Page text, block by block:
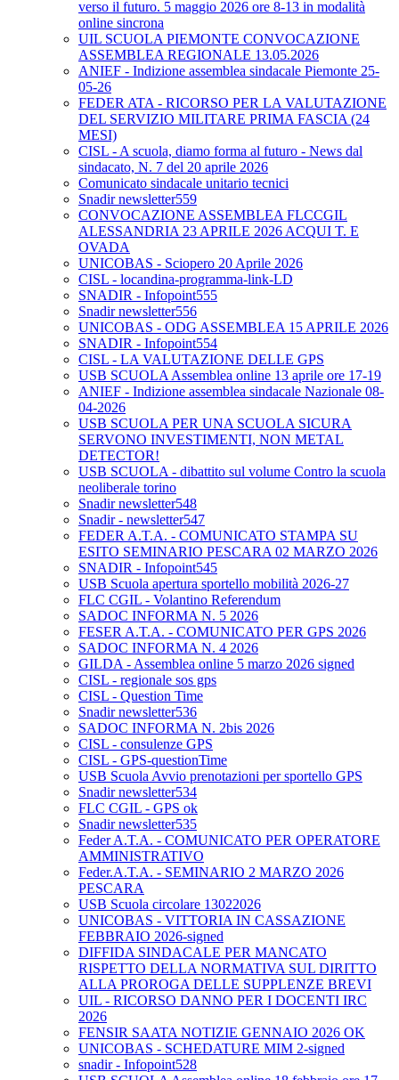
verso il futuro. 5 maggio 2026 ore 8-13 in modalità
online sincrona
UIL SCUOLA PIEMONTE CONVOCAZIONE
ASSEMBLEA REGIONALE 13.05.2026
ANIEF - Indizione assemblea sindacale Piemonte 25-
05-26
FEDER ATA - RICORSO PER LA VALUTAZIONE
DEL SERVIZIO MILITARE PRIMA FASCIA (24
MESI)
CISL - A scuola, diamo forma al futuro - News dal
sindacato, N. 7 del 20 aprile 2026
Comunicato sindacale unitario tecnici
Snadir newsletter559
CONVOCAZIONE ASSEMBLEA FLCCGIL
ALESSANDRIA 23 APRILE 2026 ACQUI T. E
OVADA
UNICOBAS - Sciopero 20 Aprile 2026
CISL - locandina-programma-link-LD
SNADIR - Infopoint555
Snadir newsletter556
UNICOBAS - ODG ASSEMBLEA 15 APRILE 2026
SNADIR - Infopoint554
CISL - LA VALUTAZIONE DELLE GPS
USB SCUOLA Assemblea online 13 aprile ore 17-19
ANIEF - Indizione assemblea sindacale Nazionale 08-
04-2026
USB SCUOLA PER UNA SCUOLA SICURA
SERVONO INVESTIMENTI, NON METAL
DETECTOR!
USB SCUOLA - dibattito sul volume Contro la scuola
neoliberale torino
Snadir newsletter548
Snadir - newsletter547
FEDER A.T.A. - COMUNICATO STAMPA SU
ESITO SEMINARIO PESCARA 02 MARZO 2026
SNADIR - Infopoint545
USB Scuola apertura sportello mobilità 2026-27
FLC CGIL - Volantino Referendum
SADOC INFORMA N. 5 2026
FESER A.T.A. - COMUNICATO PER GPS 2026
SADOC INFORMA N. 4 2026
GILDA - Assemblea online 5 marzo 2026 signed
CISL - regionale sos gps
CISL - Question Time
Snadir newsletter536
SADOC INFORMA N. 2bis 2026
CISL - consulenze GPS
CISL - GPS-questionTime
USB Scuola Avvio prenotazioni per sportello GPS
Snadir newsletter534
FLC CGIL - GPS ok
Snadir newsletter535
Feder A.T.A. - COMUNICATO PER OPERATORE
AMMINISTRATIVO
Feder.A.T.A. - SEMINARIO 2 MARZO 2026
PESCARA
USB Scuola circolare 13022026
UNICOBAS - VITTORIA IN CASSAZIONE
FEBBRAIO 2026-signed
DIFFIDA SINDACALE PER MANCATO
RISPETTO DELLA NORMATIVA SUL DIRITTO
ALLA PROROGA DELLE SUPPLENZE BREVI
UIL - RICORSO DANNO PER I DOCENTI IRC
2026
FENSIR SAATA NOTIZIE GENNAIO 2026 OK
UNICOBAS - SCHEDATURE MIM 2-signed
snadir - Infopoint528